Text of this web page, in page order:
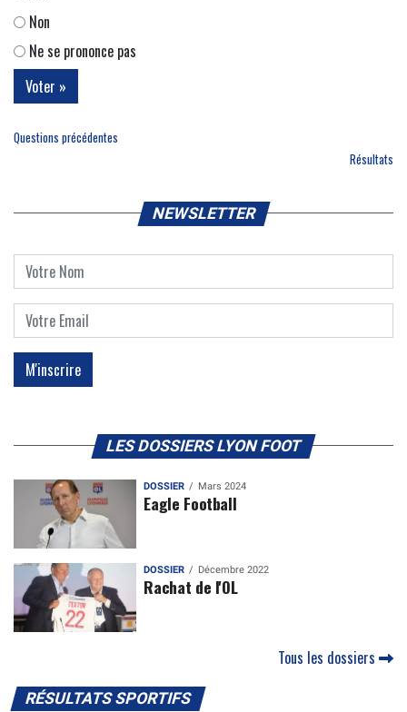
Non
Ne se prononce pas
Questions précédentes
Résultats
NEWSLETTER
LES DOSSIERS LYON FOOT
DOSSIER Mars 2024
Eagle Football
DOSSIER Décembre 2022
Rachat de l'OL
Tous les dossiers
RÉSULTATS SPORTIFS